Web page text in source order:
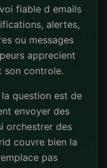
fiable d emails
alertes,
ou messages
apprecient
son controle.
question est de
envoyer des
orchestrer des
couvre bien la
pas